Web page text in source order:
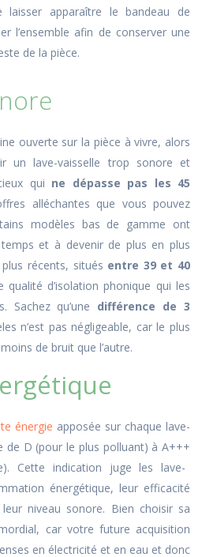
apparaître le bandeau de
l’ensemble afin de conserver une
de la pièce.
ouverte sur la pièce à vivre, alors
un lave-vaisselle trop sonore et
qui ne dépasse pas les 45
alléchantes que vous pouvez
modèles bas de gamme ont
et à devenir de plus en plus
récents, situés entre 39 et 40
qualité d’isolation phonique qui les
. Sachez qu’une différence de 3
n’est pas négligeable, car le plus
de bruit que l’autre.
énergie apposée sur chaque lave-
de D (pour le plus polluant) à A+++
Cette indication juge les lave-
énergétique, leur efficacité
niveau sonore. Bien choisir sa
car votre future acquisition
en électricité et en eau et donc